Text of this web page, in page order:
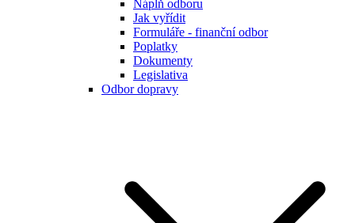
Náplň odboru
Jak vyřídit
Formuláře - finanční odbor
Poplatky
Dokumenty
Legislativa
Odbor dopravy